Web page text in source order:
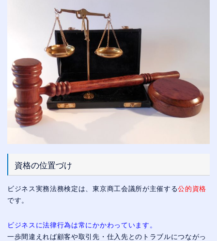
資格の位置づけ
ビジネス実務法務検定は、東京商工会議所が主催する公的資格
です。
ビジネスに法律行為は常にかかわっています。
一歩間違えれば顧客や取引先・仕入先とのトラブルにつながっ